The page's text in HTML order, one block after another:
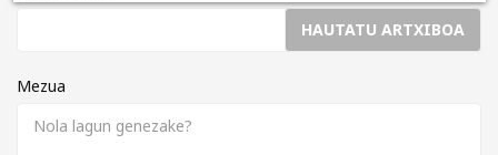
HAUTATU ARTXIBOA
Mezua